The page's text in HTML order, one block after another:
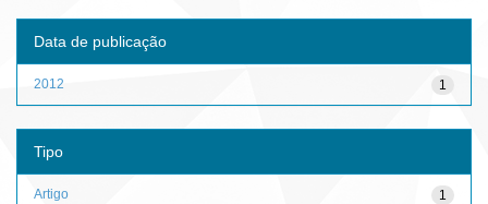
Data de publicação
1
2012
Tipo
1
Artigo